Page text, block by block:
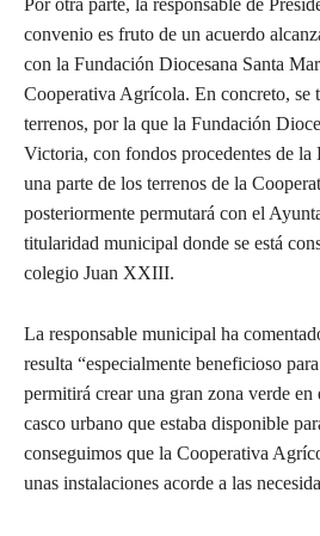
Por otra parte, la responsable de
convenio es fruto de un acuerdo
con la Fundación Diocesana Santa
Cooperativa Agrícola. En concreto, se
terrenos, por la que la Fundación
Victoria, con fondos procedentes de
una parte de los terrenos de la
posteriormente permutará con el
titularidad municipal donde se está
colegio Juan XXIII.
La responsable municipal ha
resulta “especialmente beneficioso
permitirá crear una gran zona verde
casco urbano que estaba disponible
conseguimos que la Cooperativa
unas instalaciones acorde a las